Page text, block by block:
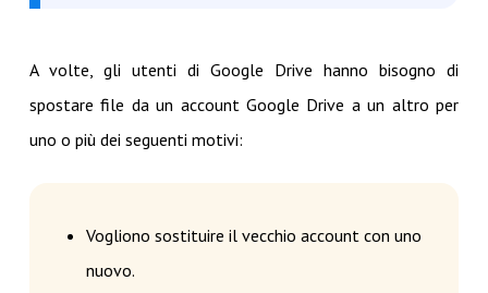
A volte, gli utenti di Google Drive hanno bisogno di
spostare file da un account Google Drive a un altro per
uno o più dei seguenti motivi:
Vogliono sostituire il vecchio account con uno
nuovo.